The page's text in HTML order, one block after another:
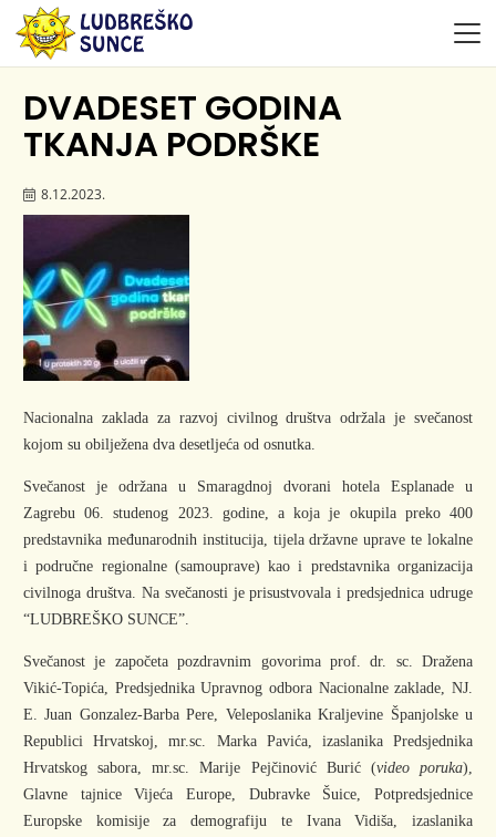
DVADESET GODINA
TKANJA PODRŠKE
8.12.2023.
Nacionalna zaklada za razvoj civilnog društva održala je svečanost
kojom su obilježena dva desetljeća od osnutka.
Svečanost je održana u Smaragdnoj dvorani hotela Esplanade u
Zagrebu 06. studenog 2023. godine, a koja je okupila preko 400
predstavnika međunarodnih institucija, tijela državne uprave te lokalne
i područne regionalne (samouprave) kao i predstavnika organizacija
civilnoga društva. Na svečanosti je prisustvovala i predsjednica udruge
“LUDBREŠKO SUNCE”.
Svečanost je započeta pozdravnim govorima prof. dr. sc. Dražena
Vikić-Topića, Predsjednika Upravnog odbora Nacionalne zaklade, NJ.
E. Juan Gonzalez-Barba Pere, Veleposlanika Kraljevine Španjolske u
Republici Hrvatskoj, mr.sc. Marka Pavića, izaslanika Predsjednika
Hrvatskog sabora, mr.sc. Marije Pejčinović Burić (video poruka),
Glavne tajnice Vijeća Europe, Dubravke Šuice, Potpredsjednice
Europske komisije za demografiju te Ivana Vidiša, izaslanika